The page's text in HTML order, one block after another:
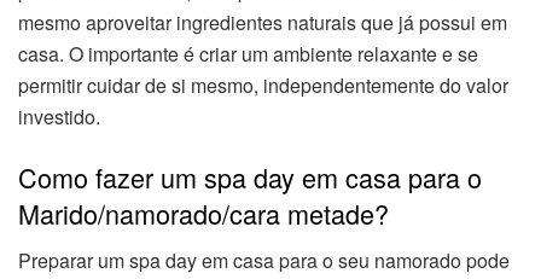
mesmo aproveitar ingredientes naturais que já possui em
casa. O importante é criar um ambiente relaxante e se
permitir cuidar de si mesmo, independentemente do valor
investido.
Como fazer um spa day em casa para o
Marido/namorado/cara metade?
Preparar um spa day em casa para o seu namorado pode